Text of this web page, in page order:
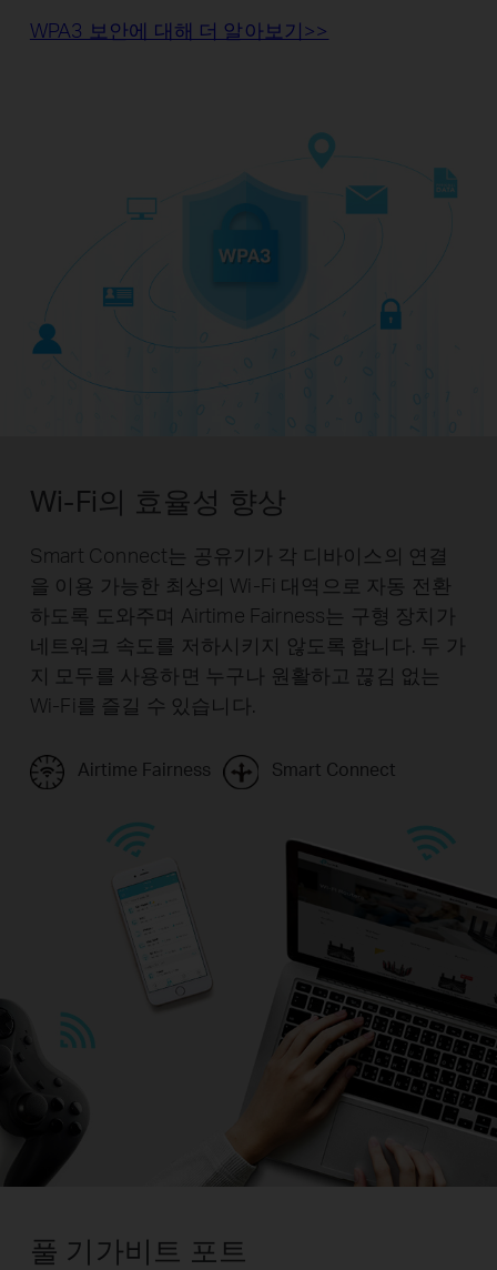
WPA3 보안에 대해 더 알아보기>>
Wi-Fi의 효율성 향상
Smart Connect는 공유기가 각 디바이스의 연결
을 이용 가능한 최상의 Wi-Fi 대역으로 자동 전환
하도록 도와주며 Airtime Fairness는 구형 장치가
네트워크 속도를 저하시키지 않도록 합니다. 두 가
지 모두를 사용하면 누구나 원활하고 끊김 없는
Wi-Fi를 즐길 수 있습니다.
Airtime Fairness Smart Connect
풀 기가비트 포트